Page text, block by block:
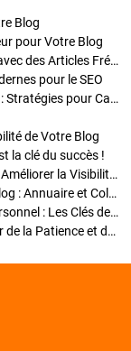
Blog
pour Votre Blog
Stratégies de Publication : Boostez Votre Blog avec des Articles Fréquents et Exclusifs
pour le SEO
Enrichir Vos Articles avec des Contenus Riches : Stratégies pour Captiver et Optimiser
de Votre Blog
la clé du succès !
Optimisation SEO des Articles : Stratégies pour Améliorer la Visibilité de Votre Blog
Stratégies pour améliorer la visibilité de votre Blog : Annuaire et Collaborations
Pourquoi Investir dans un Nom de Domaine Personnel : Les Clés de la Réussite de Votre Blog
Comment Faire Émerger Votre Blog : Le Pouvoir de la Patience et de la Persévérance